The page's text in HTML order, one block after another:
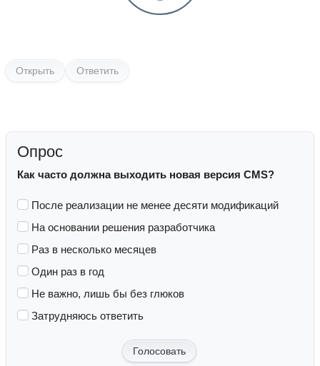
Открыть Ответить
Опрос
Как часто должна выходить новая версия CMS?
После реализации не менее десяти модификаций
На основании решения разработчика
Раз в несколько месяцев
Один раз в год
Не важно, лишь бы без глюков
Затрудняюсь ответить
Голосовать